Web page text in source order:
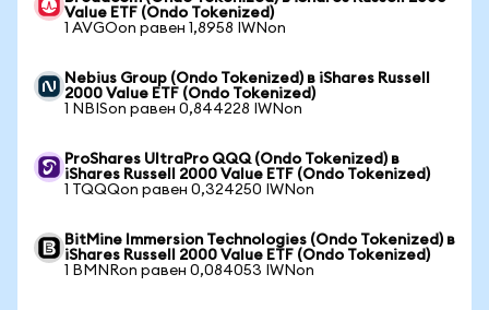
Value ETF (Ondo Tokenized)
1 AVGOon равен 1,8958 IWNon
Nebius Group (Ondo Tokenized) в iShares Russell
2000 Value ETF (Ondo Tokenized)
1 NBISon равен 0,844228 IWNon
ProShares UltraPro QQQ (Ondo Tokenized) в
iShares Russell 2000 Value ETF (Ondo Tokenized)
1 TQQQon равен 0,324250 IWNon
BitMine Immersion Technologies (Ondo Tokenized) в
iShares Russell 2000 Value ETF (Ondo Tokenized)
1 BMNRon равен 0,084053 IWNon